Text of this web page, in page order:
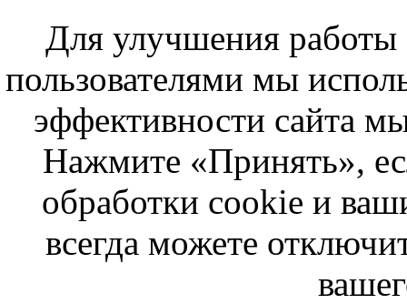
Для улучшения работы
пользователями мы
эффективности сайта
Нажмите «Принять»,
обработки cookie и
всегда можете